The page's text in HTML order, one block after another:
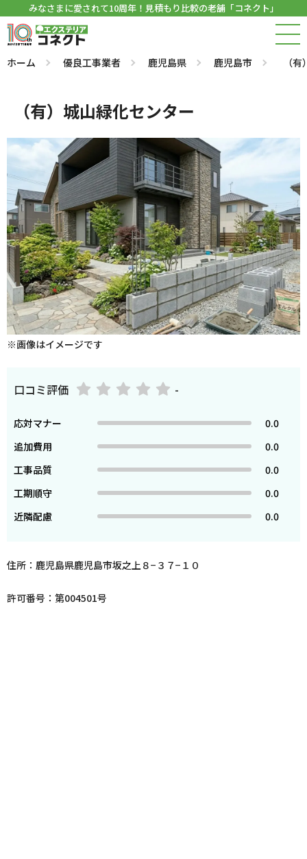
みなさまに愛されて10周年！見積もり比較の老舗「コネクト」
ホーム 優良工事業者 鹿児島県 鹿児島市 （
（有）城山緑化センター
※画像はイメージです
口コミ評価 -
応対マナー
0.0
追加費用
0.0
工事品質
0.0
工期順守
0.0
近隣配慮
0.0
住所：鹿児島県鹿児島市坂之上８−３７−１０
許可番号：第004501号